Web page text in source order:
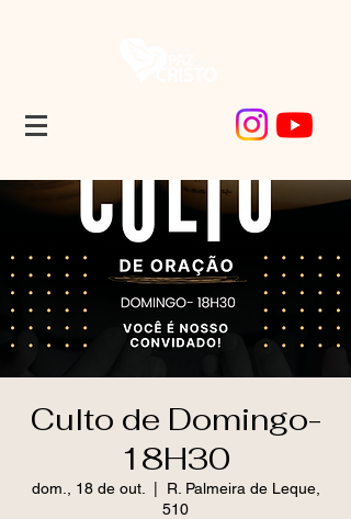
Culto de Domingo-
18H30
dom., 18 de out.
R. Palmeira de Leque,
510